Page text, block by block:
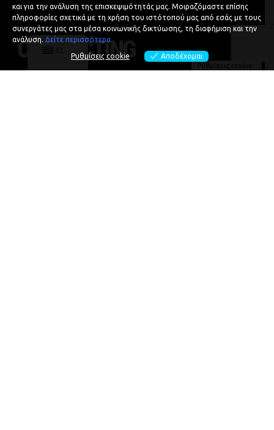
CONNECTING
και για την ανάλυση της επισκεψιμότητάς μας. Μοιραζόμαστε επίσης
πληροφορίες σχετικά με τη χρήση του ιστότοπού μας από εσάς με τους
συνεργάτες μας στα μέσα κοινωνικής δικτύωσης, τη διαφήμιση και την
ανάλυση. Δείτε περισσότερα
Ρυθμίσεις cookie Αποδέχομαι